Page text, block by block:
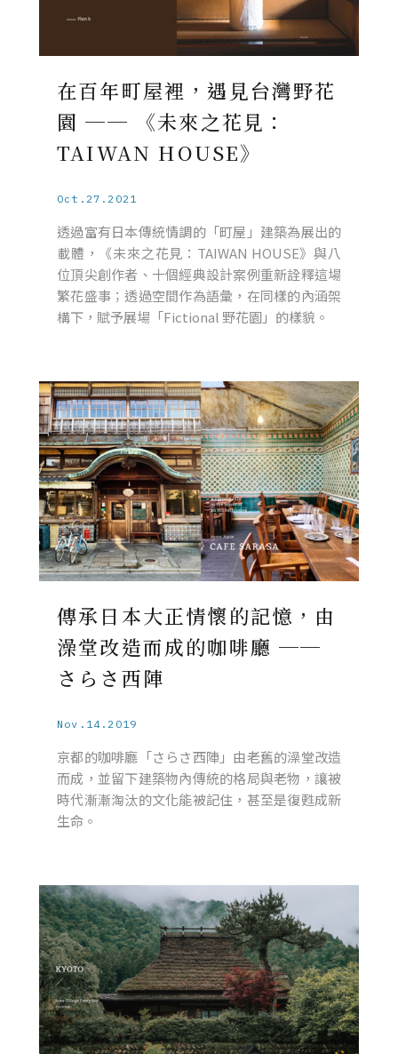
在百年町屋裡，遇見台灣野花
園 ── 《未來之花見：
TAIWAN HOUSE》
Oct.27.2021
透過富有日本傳統情調的「町屋」建築為展出的
載體，《未來之花見：TAIWAN HOUSE》與八
位頂尖創作者、十個經典設計案例重新詮釋這場
繁花盛事；透過空間作為語彙，在同樣的內涵架
構下，賦予展場「Fictional 野花園」的樣貌。
傳承日本大正情懷的記憶，由
澡堂改造而成的咖啡廳 ──
さらさ西陣
Nov.14.2019
京都的咖啡廳「さらさ西陣」由老舊的澡堂改造
而成，並留下建築物內傳統的格局與老物，讓被
時代漸漸淘汰的文化能被記住，甚至是復甦成新
生命。